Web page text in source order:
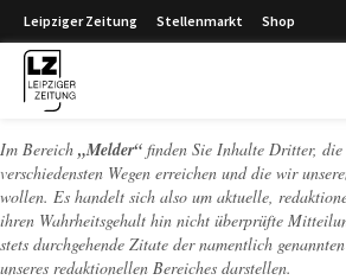
Leipziger Zeitung Stellenmarkt Shop
Im Bereich „Melder“ finden Sie Inhalte Dritter,
verschiedensten Wegen erreichen und die wir
wollen. Es handelt sich also um aktuelle,
ihren Wahrheitsgehalt hin nicht überprüfte
stets durchgehende Zitate der namentlich
unseres redaktionellen Bereiches darstellen.